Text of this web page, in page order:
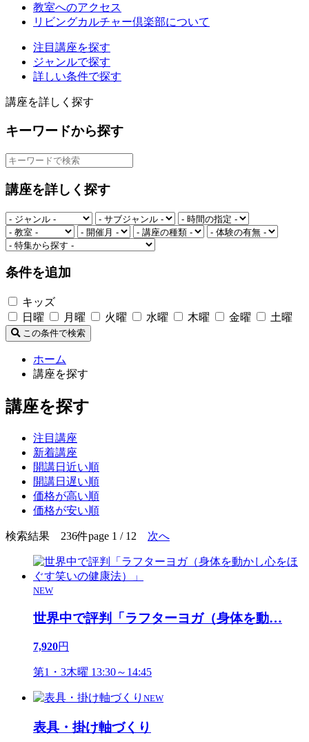
教室へのアクセス
リビングカルチャー倶楽部について
注目講座を探す
ジャンルで探す
詳しい条件で探す
講座を詳しく探す
キーワードから探す
講座を詳しく探す
条件を追加
キッズ
日曜
月曜 火曜 水曜 木曜 金曜 土曜
この条件で検索
ホーム
講座を探す
講座を探す
注目講座
新着講座
開講日近い順
開講日遅い順
価格が高い順
価格が安い順
検索結果 236件page 1 / 12 次へ
NEW
世界中で評判「ラフターヨガ（身体を動…
7,920円
第1・3木曜 13:30～14:45
NEW
表具・掛け軸づくり